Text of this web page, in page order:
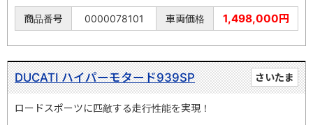
商品番号 0000078101 車両価格 1,498,000円
さいたま
DUCATI ハイパーモタード939SP
ロードスポーツに匹敵する走行性能を実現！